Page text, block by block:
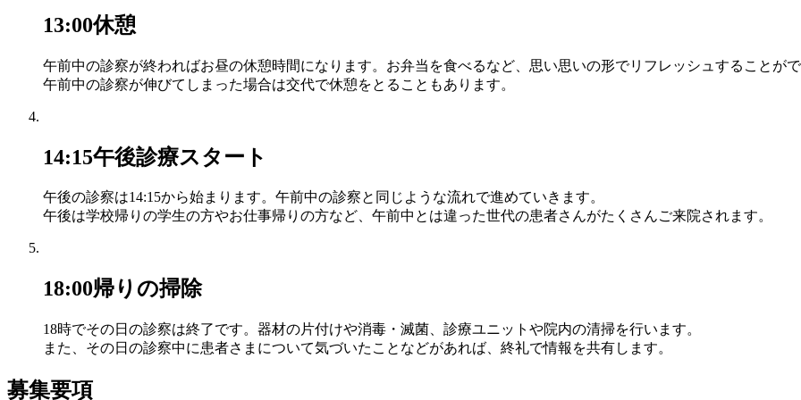
13:00休憩
午前中の診察が終わればお昼の休憩時間になります。お弁当を食べるなど、思い思いの形でリフレッシュすることが
午前中の診察が伸びてしまった場合は交代で休憩をとることもあります。
14:15午後診療スタート
午後の診察は14:15から始まります。午前中の診察と同じような流れで進めていきます。
午後は学校帰りの学生の方やお仕事帰りの方など、午前中とは違った世代の患者さんがたくさんご来院されます。
18:00帰りの掃除
18時でその日の診察は終了です。器材の片付けや消毒・滅菌、診療ユニットや院内の清掃を行います。
また、その日の診察中に患者さまについて気づいたことなどがあれば、終礼で情報を共有します。
募集要項